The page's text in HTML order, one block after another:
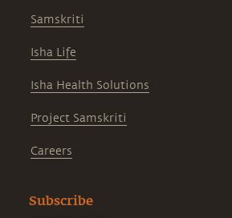
Samskriti
Isha Life
Isha Health Solutions
Project Samskriti
Careers
Subscribe